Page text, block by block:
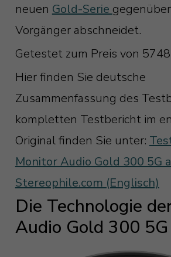
neuen Gold-Serie
Vorgänger abschneidet.
Getestet zum Preis von
Hier finden Sie deutsche
Zusammenfassung des
kompletten Testbericht im
Original finden Sie unter:
Monitor Audio Gold 300 5G
Stereophile.com (Englisch)
Die Technologie
Audio Gold 300